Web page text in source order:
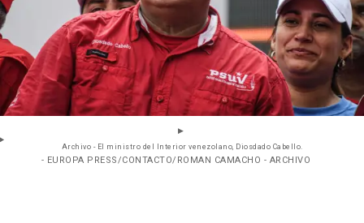
Archivo - El ministro del Interior venezolano, Diosdado Cabello.
- EUROPA PRESS/CONTACTO/ROMAN CAMACHO - ARCHIVO